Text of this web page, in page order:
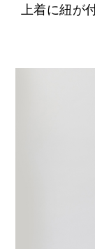
上着に紐が